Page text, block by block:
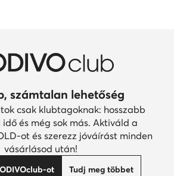
számtalan lehetőség
csak klubtagoknak: hosszabb
idő és még sok más. Aktiváld a
ot és szerezz jóváírást minden
vásárlásod után!
ot Tudj meg többet